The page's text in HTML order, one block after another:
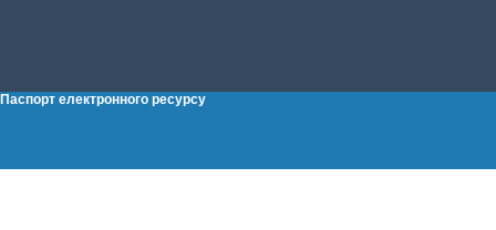
Паспорт електронного ресурсу